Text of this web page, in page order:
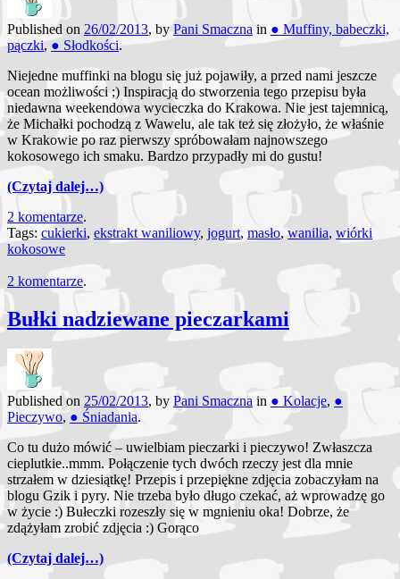
Published on 26/02/2013, by Pani Smaczna in ● Muffiny, babeczki,
pączki, ● Słodkości.
Niejedne muffinki na blogu się już pojawiły, a przed nami jeszcze
ocean możliwości ;) Inspiracją do stworzenia tego przepisu była
niedawna weekendowa wycieczka do Krakowa. Nie jest tajemnicą,
że Michałki pochodzą z Wawelu, ale tak też się złożyło, że właśnie
w Krakowie po raz pierwszy spróbowałam najnowszego
kokosowego ich smaku. Bardzo przypadły mi do gustu!
(Czytaj dalej…)
2 komentarze.
Tags: cukierki, ekstrakt waniliowy, jogurt, masło, wanilia, wiórki
kokosowe
2 komentarze.
Bułki nadziewane pieczarkami
Published on 25/02/2013, by Pani Smaczna in ● Kolacje, ●
Pieczywo, ● Śniadania.
Co tu dużo mówić – uwielbiam pieczarki i pieczywo! Zwłaszcza
cieplutkie..mmm. Połączenie tych dwóch rzeczy jest dla mnie
strzałem w dziesiątkę! Przepis i przepiękne zdjęcia zobaczyłam na
blogu Gzik i pyry. Nie trzeba było długo czekać, aż wprowadzę go
w życie :) Bułeczki rozeszły się w mgnieniu oka! Dobrze, że
zdążyłam zrobić zdjęcia :) Gorąco
(Czytaj dalej…)